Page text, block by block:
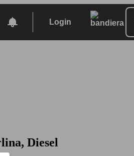
Login
Diesel